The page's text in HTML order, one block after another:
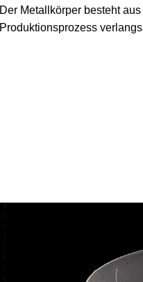
Der Metallkörper besteht
Produktionsprozess